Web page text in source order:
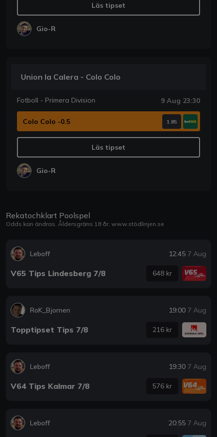
Läs tipset
Gio-R
Union la Calera - Colo Colo
Fotboll - Primera Division 9 Aug 23:30
Colo Colo -0.5 1.85
Läs tipset
Gio-R
Rekatochklart Poolspel
Odds kan ändras. Åldersgräns 18 år. www.stödlinjen.se
Leboff 12:45 7 Aug
V65 Tips Lindesberg 7/8 648 kr
RoK_Bjornen 19:00 7 Aug
Topptipset Tips 7/8 216 kr
Leboff 19:30 7 Aug
V64 Tips Kalmar 7/8 576 kr
Leboff 20:55 7 Aug